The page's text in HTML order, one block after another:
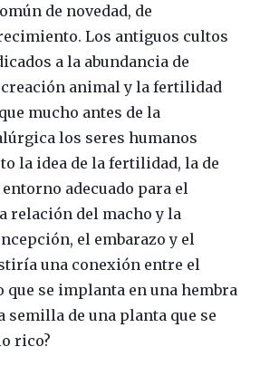
de novedad, de
Los antiguos cultos
a la abundancia de
animal y la fertilidad
mucho antes de la
los seres humanos
la idea de la fertilidad, la de
adecuado para el
relación del macho y la
el embarazo y el
una conexión entre el
que se implanta en una hembra
semilla de una planta que se
rico?